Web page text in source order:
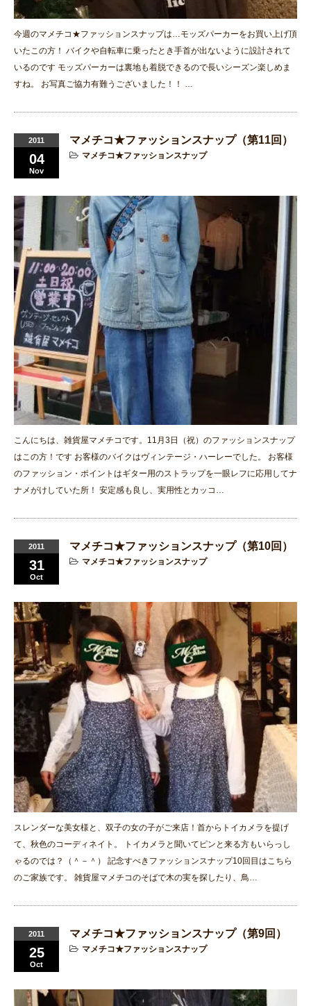
今週のマメチコ★ファッションスナップは…モッズパーカーをお買い上げ頂
いたこの方！ バイクや自転車に乗ったとき手首が出ないように設計されて
いるのです モッズパーカーは裏地も着脱できるので長いシーズン楽しめま
すね。 お写真ご協力有難うございました！！ …
2011
04
Nov
マメチコ★ファッションスナップ（第11回）
マメチコ★ファッションスナップ
こんにちは、雑貨屋マメチコです。11月3日（祝）のファッションスナップ
はこの方！です お客様のバイクはヴィンテージ・ハーレーでした。 お客様
のファッション・ポイントはギター用のストラップを一眼レフに応用してナ
ナメがけしていた所！ 安定感も良し、実用性とカッコ…
2011
31
Oct
マメチコ★ファッションスナップ（第10回）
マメチコ★ファッションスナップ
スレンダーな美女様と、双子の女の子がご来店！首からトイカメラを提げ
て、秋色のコーディネイト。 トイカメラと聞いてピンと来る方もいらっし
ゃるのでは？（＾－＾） 記念すべきファッションスナップ10回目はこちら
のご家族です。 雑貨屋マメチコのそばで木の実を探したり、鳥…
2011
25
Oct
マメチコ★ファッションスナップ（第9回）
マメチコ★ファッションスナップ